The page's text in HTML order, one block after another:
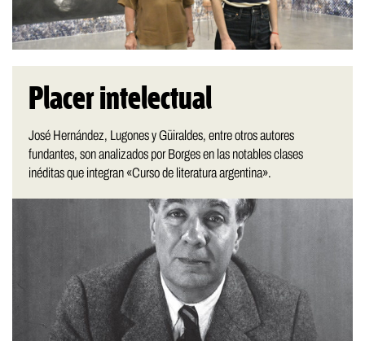
Placer intelectual
José Hernández, Lugones y Güiraldes, entre otros autores
fundantes, son analizados por Borges en las notables clases
inéditas que integran «Curso de literatura argentina».